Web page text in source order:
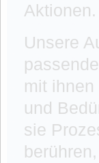
Aktionen.
Unsere
mit
und
sie